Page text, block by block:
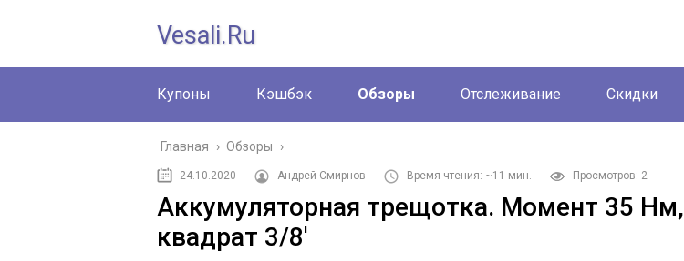
Vesali.ru
Купоны Кэшбэк Обзоры Отслеживание Скидки
Главная › Обзоры ›
24.10.2020 Андрей Смирнов Время чтения: ~11 мин. Просмотров: 2
Аккумуляторная трещотка. Момент 35 Нм,
квадрат 3/8'